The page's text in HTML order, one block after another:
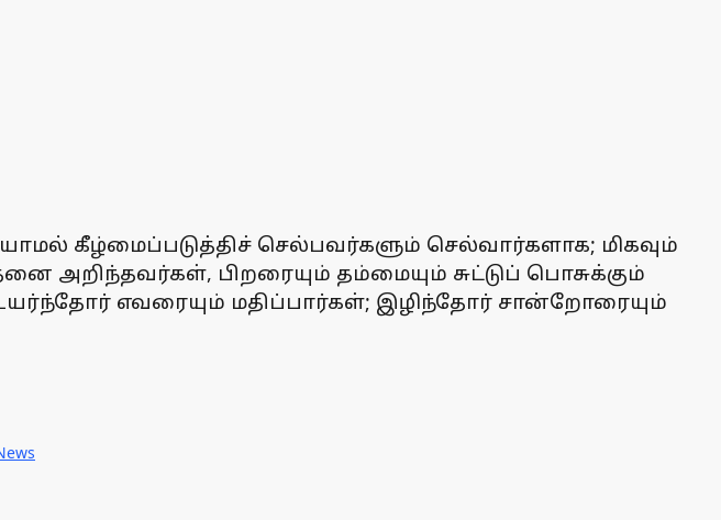
கீழ்மைப்படுத்திச் செல்பவர்களும் செல்வார்களாக; மிகவும்
அறிந்தவர்கள், பிறரையும் தம்மையும் சுட்டுப் பொசுக்கும்
எவரையும் மதிப்பார்கள்; இழிந்தோர் சான்றோரையும்